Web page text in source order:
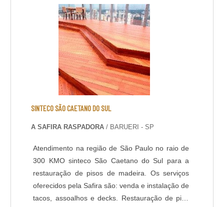
precisará de manutenções frequentes.Cuidad....
SINTECO SÃO CAETANO DO SUL
A SAFIRA RASPADORA / BARUERI - SP
Atendimento na região de São Paulo no raio de
300 KMO sinteco São Caetano do Sul para a
restauração de pisos de madeira. Os serviços
oferecidos pela Safira são: venda e instalação de
tacos, assoalhos e decks. Restauração de piso